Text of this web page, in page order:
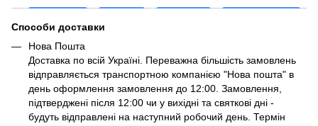
Способи доставки
Нова Пошта
Доставка по всій Україні. Переважна більшість замовлень
відправляється транспортною компанією "Нова пошта" в
день оформлення замовлення до 12:00. Замовлення,
підтверджені після 12:00 чи у вихідні та святкові дні -
будуть відправлені на наступний робочий день. Термін